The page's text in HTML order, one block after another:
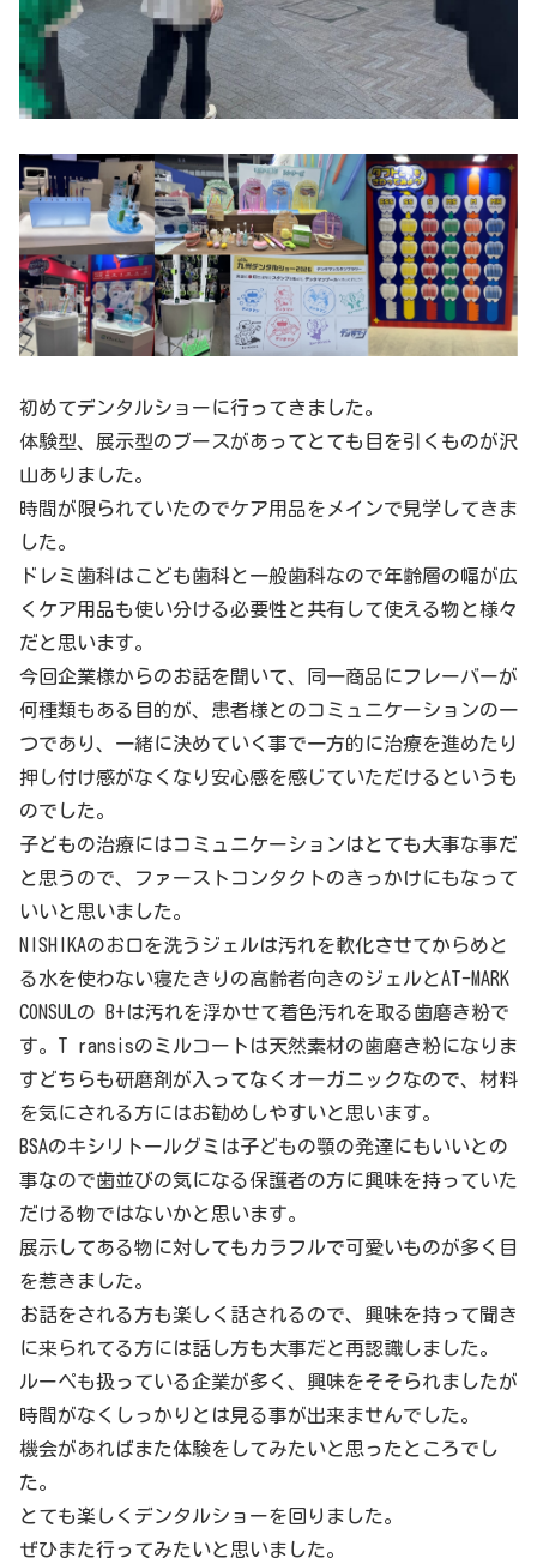
初めてデンタルショーに行ってきました。
体験型、展示型のブースがあってとても目を引くものが沢
山ありました。
時間が限られていたのでケア用品をメインで見学してきま
した。
ドレミ歯科はこども歯科と一般歯科なので年齢層の幅が広
くケア用品も使い分ける必要性と共有して使える物と様々
だと思います。
今回企業様からのお話を聞いて、同一商品にフレーバーが
何種類もある目的が、患者様とのコミュニケーションの一
つであり、一緒に決めていく事で一方的に治療を進めたり
押し付け感がなくなり安心感を感じていただけるというも
のでした。
子どもの治療にはコミュニケーションはとても大事な事だ
と思うので、ファーストコンタクトのきっかけにもなって
いいと思いました。
NISHIKAのお口を洗うジェルは汚れを軟化させてからめと
る水を使わない寝たきりの高齢者向きのジェルとAT-MARK
CONSULの B+は汚れを浮かせて着色汚れを取る歯磨き粉で
す。T ransisのミルコートは天然素材の歯磨き粉になりま
すどちらも研磨剤が入ってなくオーガニックなので、材料
を気にされる方にはお勧めしやすいと思います。
BSAのキシリトールグミは子どもの顎の発達にもいいとの
事なので歯並びの気になる保護者の方に興味を持っていた
だける物ではないかと思います。
展示してある物に対してもカラフルで可愛いものが多く目
を惹きました。
お話をされる方も楽しく話されるので、興味を持って聞き
に来られてる方には話し方も大事だと再認識しました。
ルーペも扱っている企業が多く、興味をそそられましたが
時間がなくしっかりとは見る事が出来ませんでした。
機会があればまた体験をしてみたいと思ったところでし
た。
とても楽しくデンタルショーを回りました。
ぜひまた行ってみたいと思いました。